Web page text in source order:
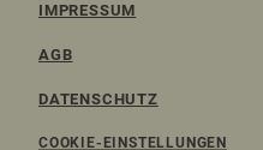
IMPRESSUM
AGB
DATENSCHUTZ
COOKIE-EINSTELLUNGEN